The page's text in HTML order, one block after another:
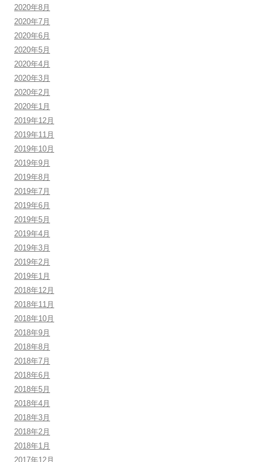
2020年8月
2020年7月
2020年6月
2020年5月
2020年4月
2020年3月
2020年2月
2020年1月
2019年12月
2019年11月
2019年10月
2019年9月
2019年8月
2019年7月
2019年6月
2019年5月
2019年4月
2019年3月
2019年2月
2019年1月
2018年12月
2018年11月
2018年10月
2018年9月
2018年8月
2018年7月
2018年6月
2018年5月
2018年4月
2018年3月
2018年2月
2018年1月
2017年12月